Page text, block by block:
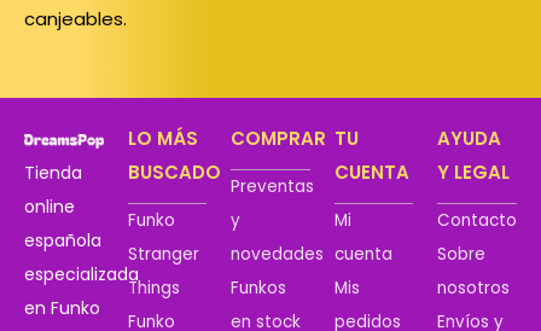
canjeables.
Tienda
online
española
especializada
en Funko
LO MÁS
BUSCADO
Funko
Stranger
Things
Funko
COMPRAR
Preventas
y
novedades
Funkos
en stock
TU
CUENTA
Mi
cuenta
Mis
pedidos
AYUDA
Y LEGAL
Contacto
Sobre
nosotros
Envíos y